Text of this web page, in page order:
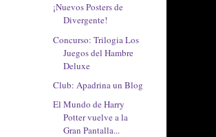
¡Nuevos Posters de
Divergente!
Concurso: Trilogia Los
Juegos del Hambre
Deluxe
Club: Apadrina un Blog
El Mundo de Harry
Potter vuelve a la
Gran Pantalla...